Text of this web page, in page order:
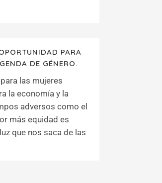
PARA
DE GÉNERO.
las mujeres
la economía y la
adversos como el
más equidad es
que nos saca de las